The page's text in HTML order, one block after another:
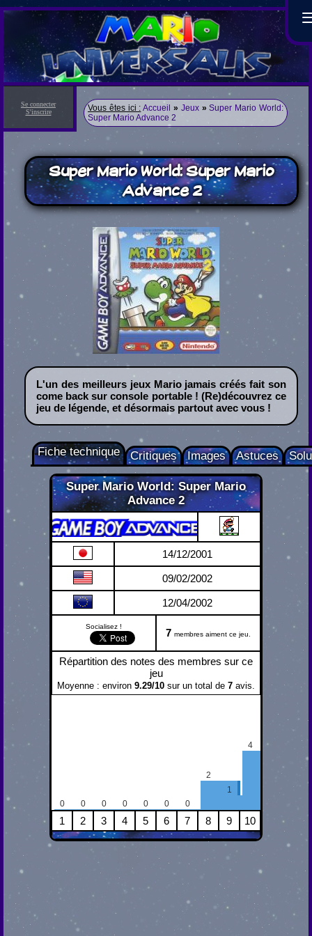
Se connecter
S'inscrire
Vous êtes ici : Accueil » Jeux » Super Mario World:
Super Mario Advance 2
Super Mario World: Super Mario
Advance 2
L'un des meilleurs jeux Mario jamais créés fait son
come back sur console portable ! (Re)découvrez ce
jeu de légende, et désormais partout avec vous !
Super Mario World: Super Mario
Advance 2
Game Boy Advance
14/12/2001
09/02/2002
12/04/2002
Socialisez !
7 membres aiment ce jeu.
Répartition des notes des membres sur ce
jeu
Moyenne : environ 9.29/10 sur un total de 7 avis.
0 0 0 0 0 0 0
2
1
4
1 2 3 4 5 6 7 8 9 10
Fiche technique Critiques Images Astuces